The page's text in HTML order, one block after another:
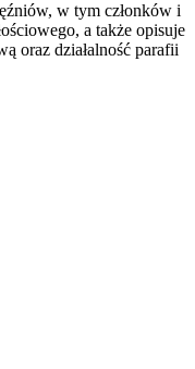
w tym członków i
a także opisuje
oraz działalność parafii